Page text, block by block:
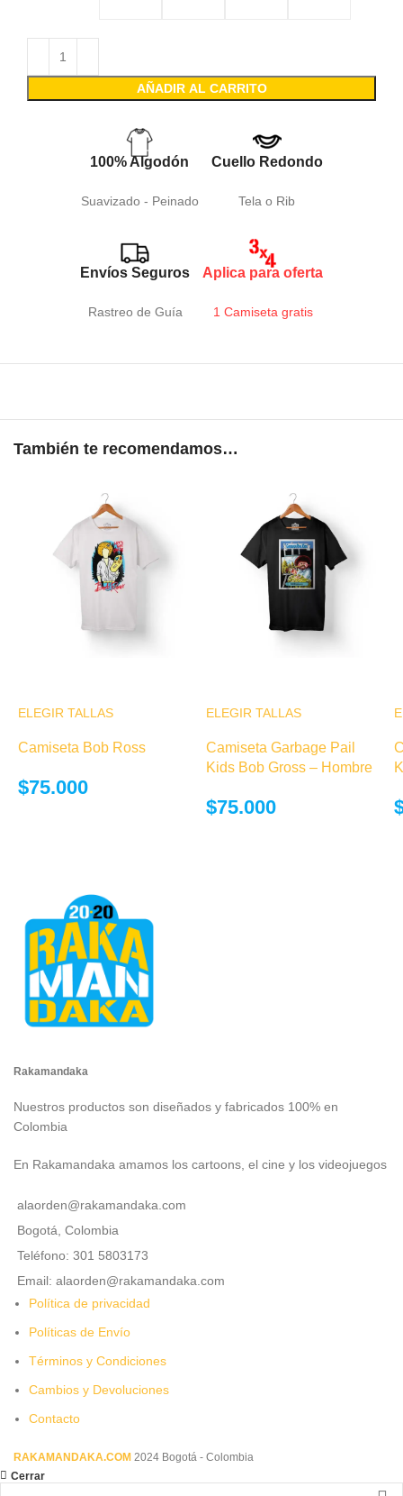
AÑADIR AL CARRITO
100% Algodón
Suavizado - Peinado
Cuello Redondo
Tela o Rib
Envíos Seguros
Rastreo de Guía
Aplica para oferta
1 Camiseta gratis
También te recomendamos…
ELEGIR TALLAS
variantes. Las
Camiseta Bob Ross
$75.000
ELEGIR TALLAS
variantes. Las
opciones se
Camiseta Garbage Pail
Kids Bob Gross – Hombre
$75.000
Rakamandaka
Nuestros productos son diseñados y fabricados 100% en
Colombia
En Rakamandaka amamos los cartoons, el cine y los videojuegos
alaorden@rakamandaka.com
Bogotá, Colombia
Teléfono: 301 5803173
Email: alaorden@rakamandaka.com
Política de privacidad
Políticas de Envío
Términos y Condiciones
Cambios y Devoluciones
Contacto
RAKAMANDAKA.COM 2024 Bogotá - Colombia
Cerrar